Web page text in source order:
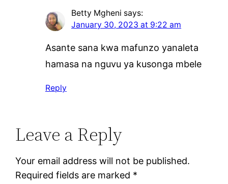
Betty Mgheni says:
January 30, 2023 at 9:22 am
Asante sana kwa mafunzo yanaleta
hamasa na nguvu ya kusonga mbele
Reply
Leave a Reply
Your email address will not be published.
Required fields are marked *